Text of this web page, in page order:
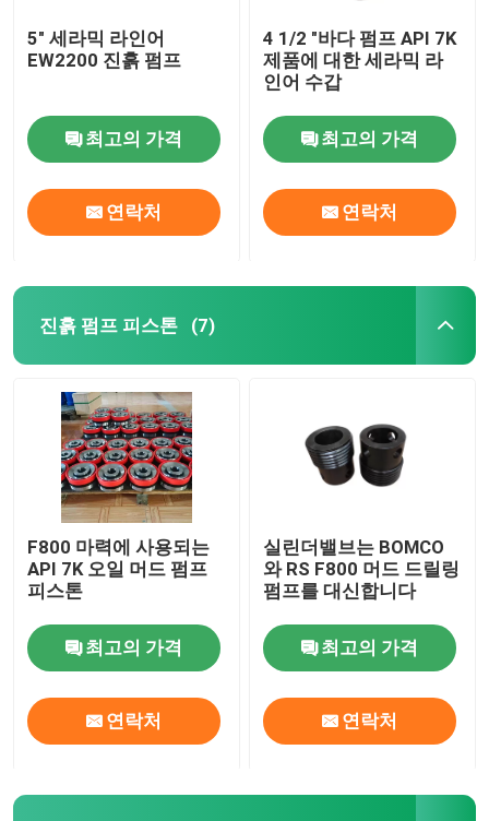
5" 세라믹 라인어
EW2200 진흙 펌프
최고의 가격
연락처
4 1/2 "바다 펌프 API 7K
제품에 대한 세라믹 라
인어 수갑
최고의 가격
연락처
진흙 펌프 피스톤 (7)
F800 마력에 사용되는
API 7K 오일 머드 펌프
피스톤
최고의 가격
연락처
실린더밸브는 BOMCO
와 RS F800 머드 드릴링
펌프를 대신합니다
최고의 가격
연락처